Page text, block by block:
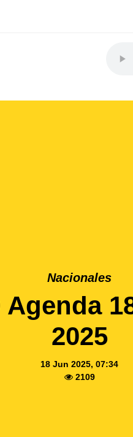
Nacionales
Agenda
2025
18 Jun 2025, 07:34
2109